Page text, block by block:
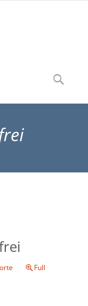
to
content
Suchen
nach:
Full